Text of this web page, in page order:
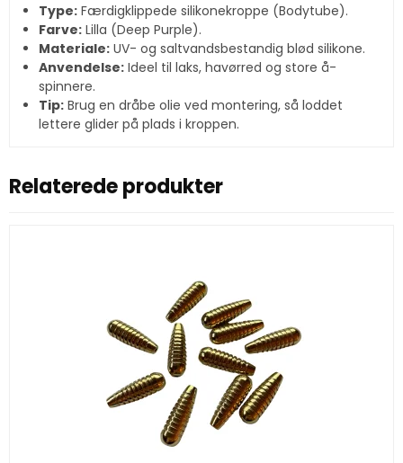
Type:Færdigklippede silikonekroppe (Bodytube).
Farve:Lilla (Deep Purple).
Materiale:UV- og saltvandsbestandig blød silikone.
Anvendelse:Ideel til laks, havørred og store å-
spinnere.
Tip:Brug en dråbe olie ved montering, så loddet
lettere glider på plads i kroppen.
Relaterede produkter